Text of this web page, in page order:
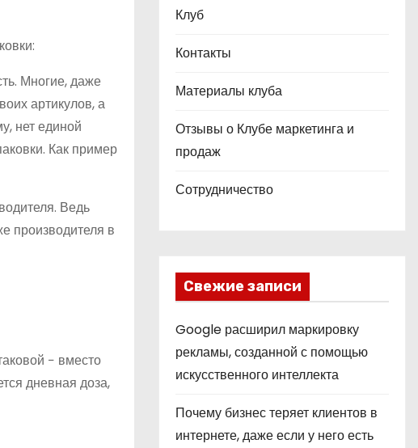
Многие, даже
артикулов, а
нет единой
Как пример
Ведь
производителя в
− вместо
дневная доза,
Клуб
Контакты
Материалы клуба
Отзывы о Клубе маркетинга и
продаж
Сотрудничество
Свежие записи
Google расширил маркировку
рекламы, созданной с помощью
искусственного интеллекта
Почему бизнес теряет клиентов в
интернете, даже если у него есть